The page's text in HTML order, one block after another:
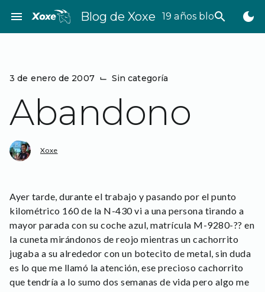
contenido
menu Blog de Xoxe 19 años bloggeando
search dark_mode
3 de enero de 2007 ⌙ Sin categoría
Abandono
Xoxe
Ayer tarde, durante el trabajo y pasando por el punto
kilométrico 160 de la N-430 vi a una persona tirando a
mayor parada con su coche azul, matrícula M-9280-?? en
la cuneta mirándonos de reojo mientras un cachorrito
jugaba a su alrededor con un botecito de metal, sin duda
es lo que me llamó la atención, ese precioso cachorrito
que tendría a lo sumo dos semanas de vida pero algo me